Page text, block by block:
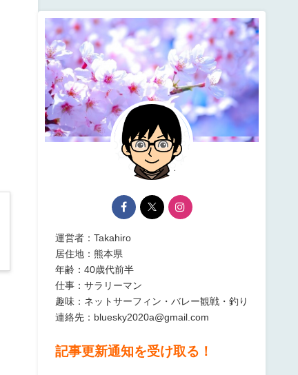
運営者：Takahiro
居住地：熊本県
年齢：40歳代前半
仕事：サラリーマン
趣味：ネットサーフィン・バレー観戦・釣り
連絡先：bluesky2020a@gmail.com
記事更新通知を受け取る！